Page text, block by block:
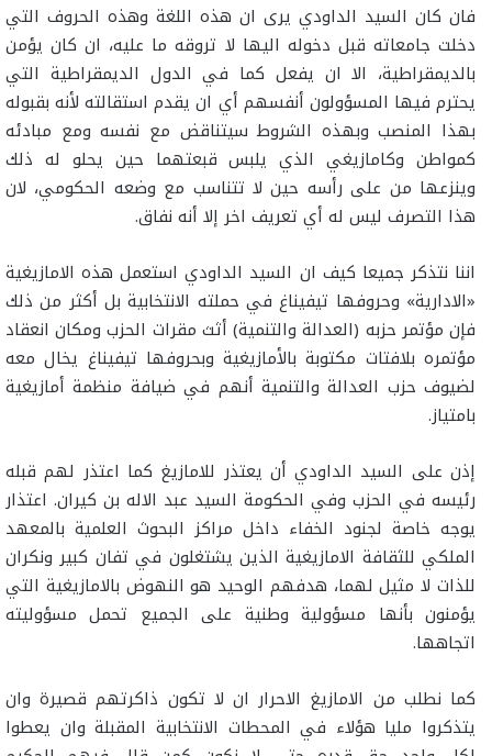
فان كان السيد الداودي يرى ان هذه اللغة وهذه الحروف التي
دخلت جامعاته قبل دخوله اليها لا تروقه ما عليه، ان كان يؤمن
بالديمقراطية، الا ان يفعل كما في الدول الديمقراطية التي
يحترم فيها المسؤولون أنفسهم أي ان يقدم استقالته لأنه بقبوله
بهذا المنصب وبهذه الشروط سيتناقض مع نفسه ومع مبادئه
كمواطن وكامازيغي الذي يلبس قبعتهما حين يحلو له ذلك
وينزعها من على رأسه حين لا تتناسب مع وضعه الحكومي، لان
هذا التصرف ليس له أي تعريف اخر إلا أنه نفاق.
اننا نتذكر جميعا كيف ان السيد الداودي استعمل هذه الامازيغية
«الادارية» وحروفها تيفيناغ في حملته الانتخابية بل أكثر من ذلك
فإن مؤتمر حزبه (العدالة والتنمية) أثث مقرات الحزب ومكان انعقاد
مؤتمره بلافتات مكتوبة بالأمازيغية وبحروفها تيفيناغ يخال معه
لضيوف حزب العدالة والتنمية أنهم في ضيافة منظمة أمازيغية
بامتياز.
إذن على السيد الداودي أن يعتذر للامازيغ كما اعتذر لهم قبله
رئيسه في الحزب وفي الحكومة السيد عبد الاله بن كيران. اعتذار
يوجه خاصة لجنود الخفاء داخل مراكز البحوث العلمية بالمعهد
الملكي للثقافة الامازيغية الذين يشتغلون في تفان كبير ونكران
للذات لا مثيل لهما، هدفهم الوحيد هو النهوض بالامازيغية التي
يؤمنون بأنها مسؤولية وطنية على الجميع تحمل مسؤوليته
اتجاهها.
كما نطلب من الامازيغ الاحرار ان لا تكون ذاكرتهم قصيرة وان
يتذكروا مليا هؤلاء في المحطات الانتخابية المقبلة وان يعطوا